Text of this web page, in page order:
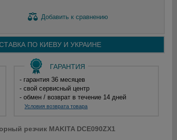
Добавить к сравнению
ПО КИЕВУ И УКРАИНЕ
ГАРАНТИЯ
- гарантия 36 месяцев
- свой сервисный центр
- обмен / возврат в течение 14 дней
Условия возврата товара
резчик MAKITA DCE090ZX1